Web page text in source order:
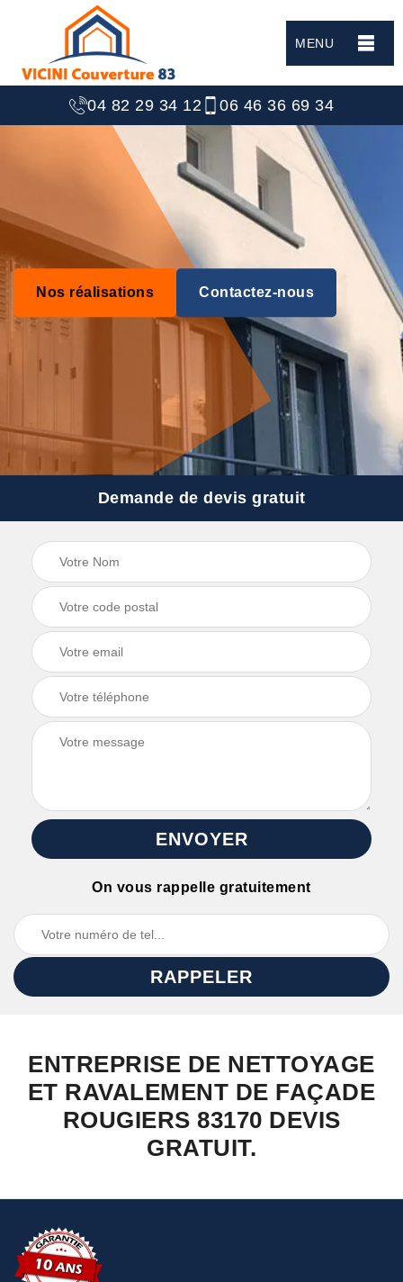
MENU
04 82 29 34 12 06 46 36 69 34
Nos réalisations Contactez-nous
Demande de devis gratuit
On vous rappelle gratuitement
ENTREPRISE DE NETTOYAGE
ET RAVALEMENT DE FAÇADE
ROUGIERS 83170 DEVIS
GRATUIT.